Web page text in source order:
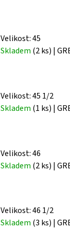
Velikost: 45
Skladem (2 ks) |
Velikost: 45 1/2
Skladem (1 ks) |
Velikost: 46
Skladem (2 ks) |
Velikost: 46 1/2
Skladem (3 ks) |